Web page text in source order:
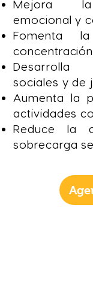
Mejora la
emocional y
Fomenta
concentración.
sociales y de
Aumenta la
actividades
Reduce la
sobrecarga